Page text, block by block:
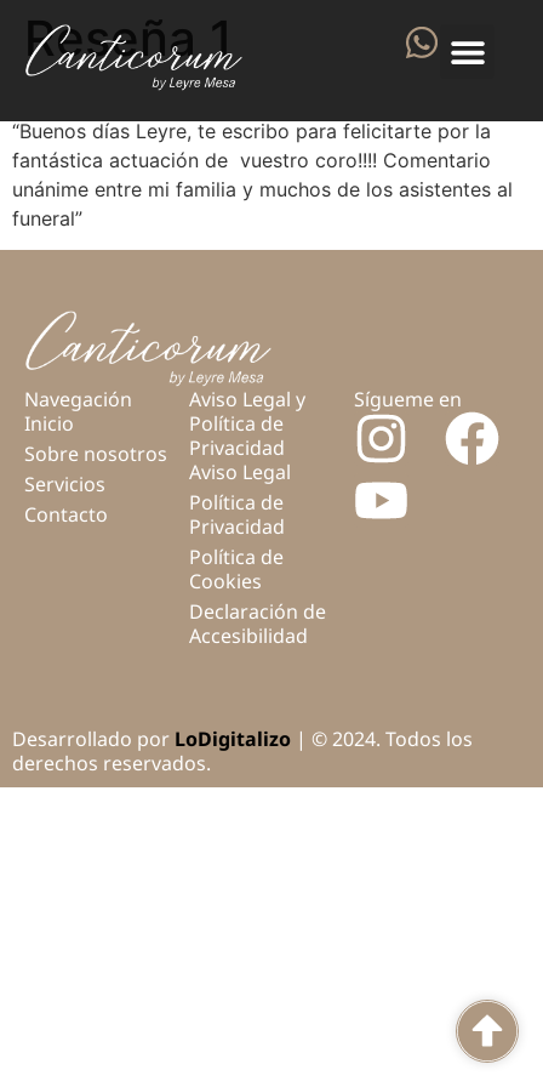
Reseña 1
“Buenos días Leyre, te escribo para felicitarte por la
fantástica actuación de vuestro coro!!!! Comentario
unánime entre mi familia y muchos de los asistentes al
funeral”
Navegación
Inicio
Sobre nosotros
Servicios
Contacto
Aviso Legal y
Política de
Privacidad
Aviso Legal
Política de
Privacidad
Política de
Cookies
Declaración de
Accesibilidad
Sígueme en
Desarrollado por LoDigitalizo | © 2024. Todos los
derechos reservados.